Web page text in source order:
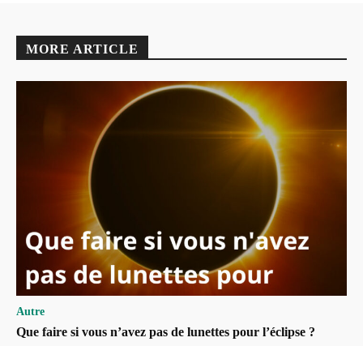
MORE ARTICLE
Autre
Que faire si vous n’avez pas de lunettes pour l’éclipse ?